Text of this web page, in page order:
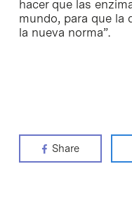
hacer que las
mundo, para que la
la nueva norma”.
Share